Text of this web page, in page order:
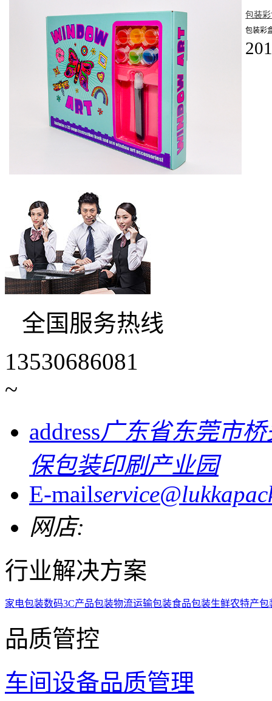
包装
包装彩
全国服务热线
13530686081
~
address广东省东莞市
保包装印刷产业园
E-mail
网店:
行业解决方案
家电包装数码3C产品包装物流运输包装食品包装生鲜农特产包
品质管控
车间设备品质管理